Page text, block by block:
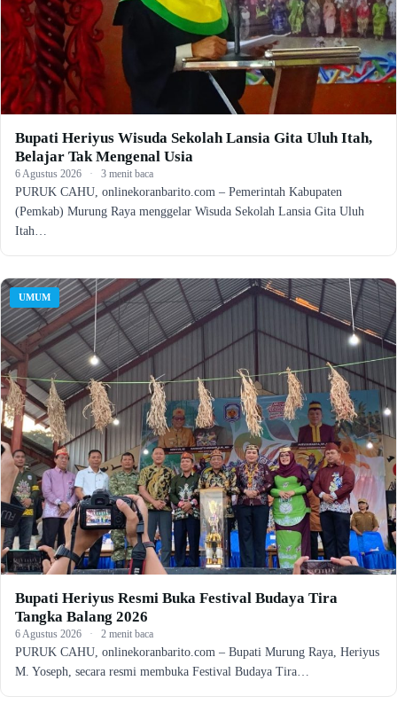
Bupati Heriyus Wisuda Sekolah Lansia Gita Uluh Itah,
Belajar Tak Mengenal Usia
6 Agustus 2026 · 3 menit baca
PURUK CAHU, onlinekoranbarito.com – Pemerintah Kabupaten
(Pemkab) Murung Raya menggelar Wisuda Sekolah Lansia Gita Uluh
Itah…
UMUM
Bupati Heriyus Resmi Buka Festival Budaya Tira
Tangka Balang 2026
6 Agustus 2026 · 2 menit baca
PURUK CAHU, onlinekoranbarito.com – Bupati Murung Raya, Heriyus
M. Yoseph, secara resmi membuka Festival Budaya Tira…